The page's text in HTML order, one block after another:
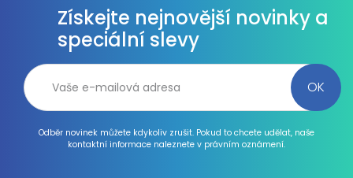
Získejte nejnovější novinky a
speciální slevy
Odběr novinek můžete kdykoliv zrušit. Pokud to chcete udělat, naše
kontaktní informace naleznete v právním oznámení.